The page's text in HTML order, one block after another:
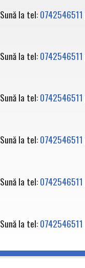
Sună la tel:0742546511
Sună la tel:0742546511
Sună la tel:0742546511
Sună la tel:0742546511
Sună la tel:0742546511
Sună la tel:0742546511